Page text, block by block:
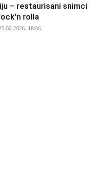
– restaurisani snimci
rolla
18:06